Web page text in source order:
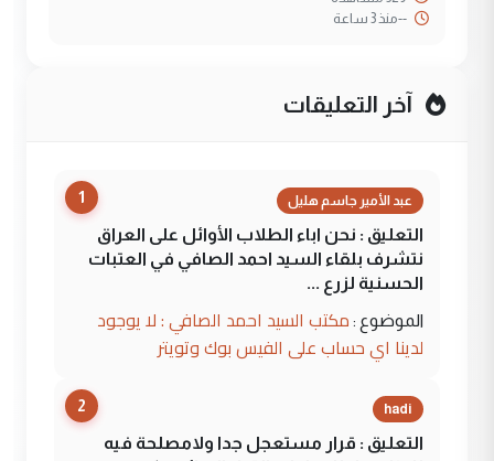
--منذ 3 ساعة
آخر التعليقات
1 عبد الأمير جاسم هليل
التعليق : نحن اباء الطلاب الأوائل على العراق
نتشرف بلقاء السيد احمد الصافي في العتبات
الحسنية لزرع ...
الموضوع : مكتب السيد احمد الصافي : لا يوجود
لدينا اي حساب على الفيس بوك وتويتر
2 hadi
التعليق : قرار مستعجل جدا ولامصلحة فيه